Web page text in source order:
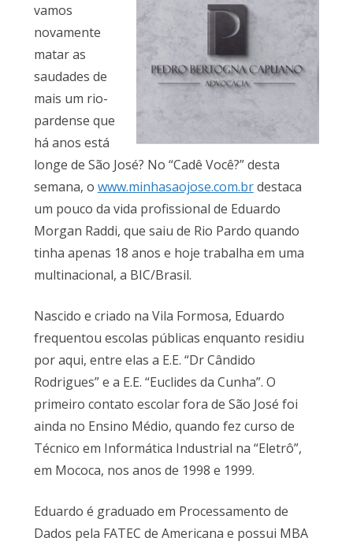
vamos
novamente
matar as
saudades de
mais um rio-
pardense que
há anos está
longe de São José? No “Cadê Você?” desta
semana, o www.minhasaojose.com.brdestaca
um pouco da vida profissional de Eduardo
Morgan Raddi, que saiu de Rio Pardo quando
tinha apenas 18 anos e hoje trabalha em uma
multinacional, a BIC/Brasil.
Nascido e criado na Vila Formosa, Eduardo
frequentou escolas públicas enquanto residiu
por aqui, entre elas a E.E. “Dr Cândido
Rodrigues” e a E.E. “Euclides da Cunha”. O
primeiro contato escolar fora de São José foi
ainda no Ensino Médio, quando fez curso de
Técnico em Informática Industrial na “Eletrô”,
em Mococa, nos anos de 1998 e 1999.
Eduardo é graduado em Processamento de
Dados pela FATEC de Americana e possui MBA